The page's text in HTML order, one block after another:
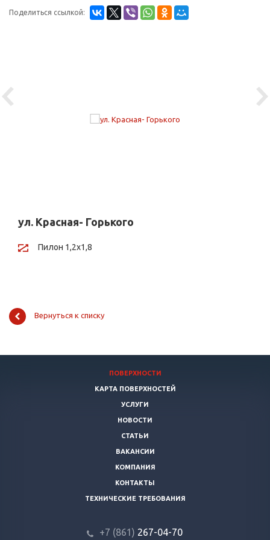
Поделиться ссылкой:
Previous
ул. Красная- Горького
Пилон 1,2х1,8
Вернуться к списку
ПОВЕРХНОСТИ
КАРТА ПОВЕРХНОСТЕЙ
УСЛУГИ
НОВОСТИ
СТАТЬИ
ВАКАНСИИ
КОМПАНИЯ
КОНТАКТЫ
ТЕХНИЧЕСКИЕ ТРЕБОВАНИЯ
+7 (861) 267-04-70